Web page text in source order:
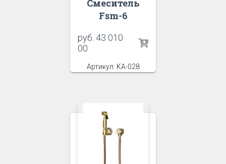
Смеситель
Fsm-6
руб. 43 010
00
Артикул: KA-028